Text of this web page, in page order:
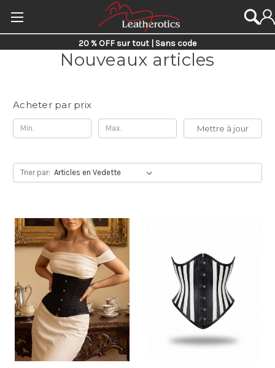
20 % OFF sur tout | Sans code
Nouveaux articles
Acheter par prix
Mettre à jour
Trier par: